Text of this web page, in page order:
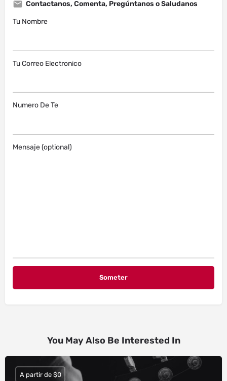
Contactanos, Comenta, Pregúntanos o Saludanos
Tu Nombre
Tu Correo Electronico
Numero De Te
Mensaje (optional)
You May Also Be Interested In
A partir de $0